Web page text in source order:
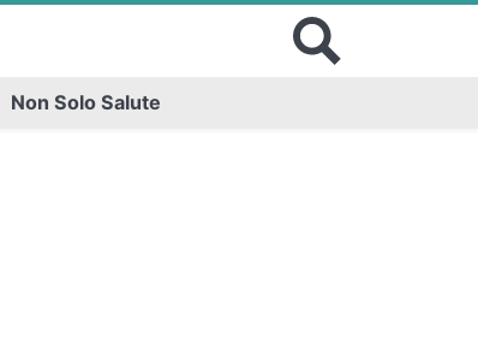
Non Solo Salute